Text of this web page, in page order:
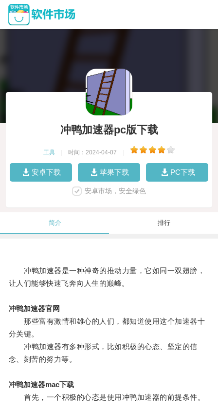
冲鸭加速器pc版下载
工具 时间：2024-04-07
安卓下载 苹果下载 PC下载
安卓市场，安全绿色
简介 排行
冲鸭加速器是一种神奇的推动力量，它如同一双翅膀，
让人们能够快速飞奔向人生的巅峰。
冲鸭加速器官网
那些富有激情和雄心的人们，都知道使用这个加速器十
分关键。
冲鸭加速器有多种形式，比如积极的心态、坚定的信
念、刻苦的努力等。
冲鸭加速器mac下载
首先，一个积极的心态是使用冲鸭加速器的前提条件。